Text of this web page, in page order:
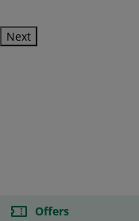
Next
Offers